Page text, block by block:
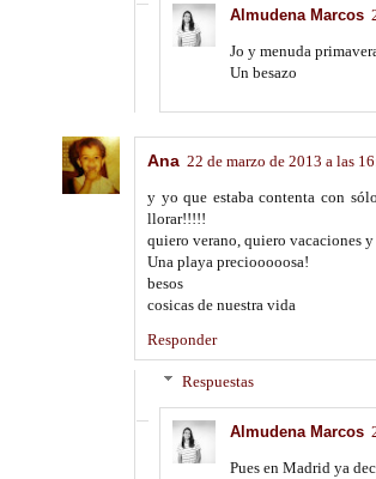
Almudena Marcos
Jo y menuda
Un besazo
Ana 22 de marzo de 2013 a las
y yo que estaba contenta con
llorar!!!!!
quiero verano, quiero vacaciones
Una playa preciooooosa!
besos
cosicas de nuestra vida
Responder
Respuestas
Almudena Marcos
Pues en Madrid ya